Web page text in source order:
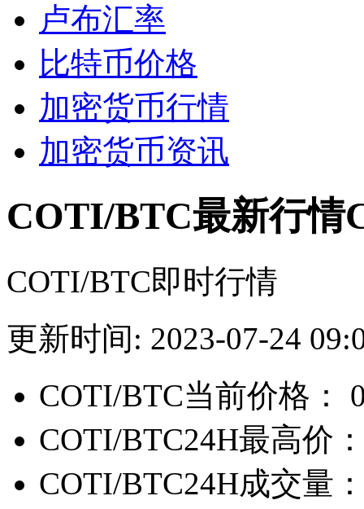
卢布汇率
比特币价格
加密货币行情
加密货币资讯
COTI/BTC最新行情
COTI/BTC即时行情
更新时间: 2023-07-24
COTI/BTC当前价格：
COTI/BTC24H最高价
COTI/BTC24H成交量